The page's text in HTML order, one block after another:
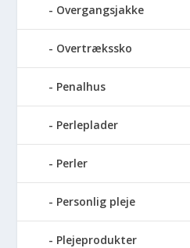
Overgangsjakke
Overtrækssko
Penalhus
Perleplader
Perler
Personlig pleje
Plejeprodukter